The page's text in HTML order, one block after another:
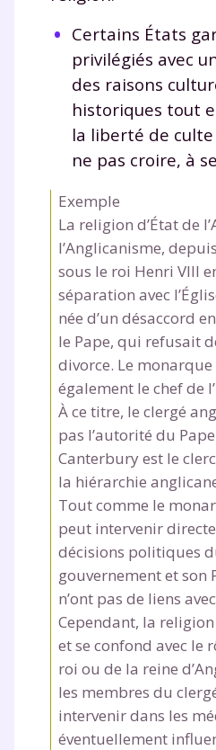
Certains États
privilégiés avec
des raisons
historiques tout
la liberté de
ne pas croire, à
Exemple
La religion d’État de
l’Anglicanisme,
sous le roi Henri VIII
séparation avec
née d’un désaccord
le Pape, qui refusait
divorce. Le monarque
également le chef de
À ce titre, le clergé
pas l’autorité du
Canterbury est le
la hiérarchie
Tout comme le
peut intervenir
décisions politiques
gouvernement et son
n’ont pas de liens
Cependant, la
et se confond avec le
roi ou de la reine
les membres du
intervenir dans les
éventuellement